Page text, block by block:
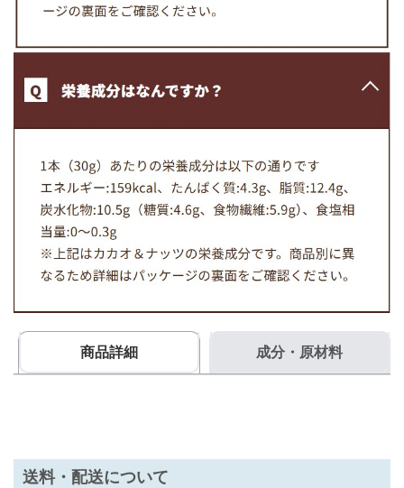
商品詳細 成分・原材料
送料・配送について